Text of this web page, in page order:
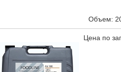
Объем:
Цена по